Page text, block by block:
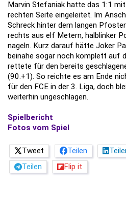
Marvin Stefaniak hatte das 1:1
rechten Seite eingeleitet. Im
Schreck hinter dem langen
rechts aus elf Metern, halblinker
nageln. Kurz darauf hätte Joker
beinahe sogar noch komplett auf
rettete für den bereits
(90.+1). So reichte es am Ende
für den FCE in der 3. Liga, doch
weiterhin ungeschlagen.
Spielbericht
Fotos vom Spiel
Tweet Teilen
Teilen
Flip it